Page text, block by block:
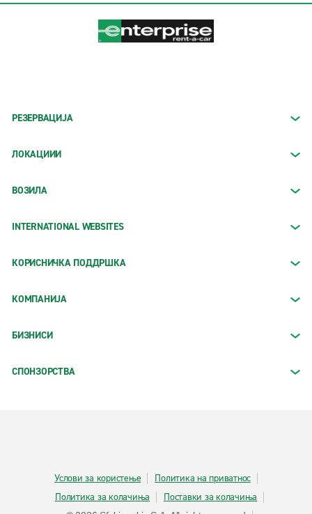
РЕЗЕРВАЦИЈА
ЛОКАЦИИИ
ВОЗИЛА
INTERNATIONAL WEBSITES
КОРИСНИЧКА ПОДДРШКА
КОМПАНИЈА
БИЗНИСИ
СПОНЗОРСТВА
Услови за користење
Политика на приватнос
Политика за колачиња
Поставки за колачиња